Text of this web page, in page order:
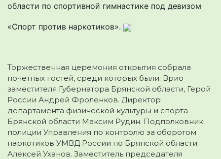
области по спортивной гимнастике под девизом
«Спорт против наркотиков».
Торжественная церемония открытия собрала
почетных гостей, среди которых были: Врио
заместителя Губернатора Брянской области, Герой
России Андрей Фроленков. Директор
департамента физической культуры и спорта
Брянской области Максим Рудин. Подполковник
полиции Управления по контролю за оборотом
наркотиков УМВД России по Брянской области
Алексей Уханов. Заместитель председателя